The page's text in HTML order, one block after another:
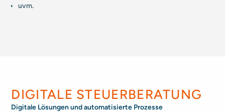
uvm.
DIGITALE STEUERBERATUNG
Digitale Lösungen und automatisierte Prozesse